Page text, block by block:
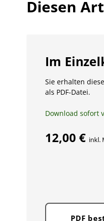
Diesen
Im
Sie erhalten
als PDF-Datei.
Download sofort
12,00 € inkl.
PDF